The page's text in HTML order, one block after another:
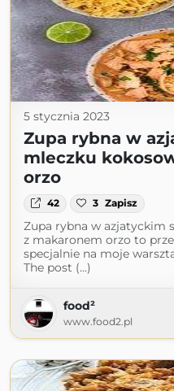
5 stycznia 2023
Zupa rybna w
mleczku
orzo
42 3 Zapisz
Zupa rybna w azjatyckim
z makaronem orzo to
specjalnie na moje
The post (...)
food²
www.food2.pl